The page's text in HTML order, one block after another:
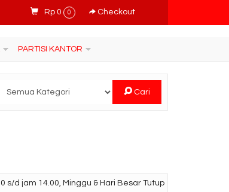
Rp 0 0 Checkout
PARTISI KANTOR
Cari
s/d jam 14.00, Minggu & Hari Besar Tutup